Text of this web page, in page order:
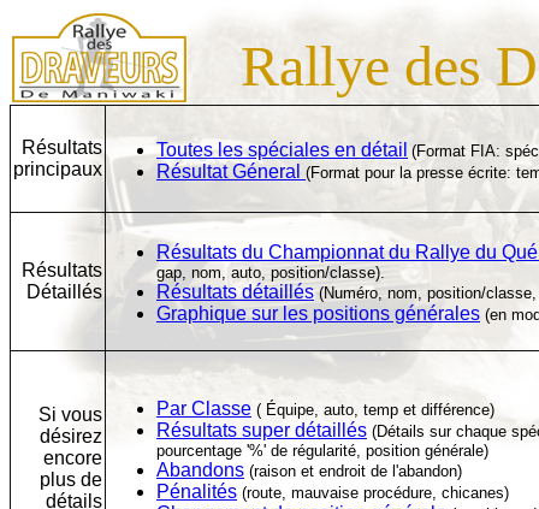
Rallye des
Résultats
principaux
Toutes les spéciales en détail (Format FIA:
Résultat Géneral (Format pour la presse écrite:
Résultats
Détaillés
Résultats du Championnat du Rallye du Qu
gap, nom, auto, position/classe).
Résultats détaillés (Numéro, nom, position/
Graphique sur les positions générales (en
Si vous
désirez
encore
plus de
détails
Par Classe ( Équipe, auto, temp et différence)
Résultats super détaillés (Détails sur chaque
pourcentage '%' de régularité, position générale)
Abandons (raison et endroit de l'abandon)
Pénalités (route, mauvaise procédure, chicanes)